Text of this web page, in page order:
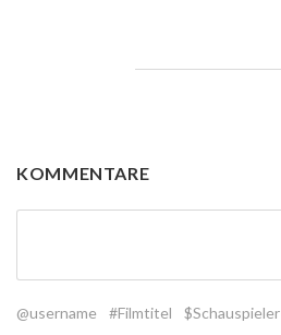
KOMMENTARE
@username #Filmtitel $Schauspieler